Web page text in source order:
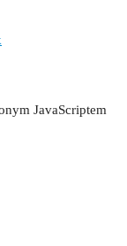
JavaScriptem